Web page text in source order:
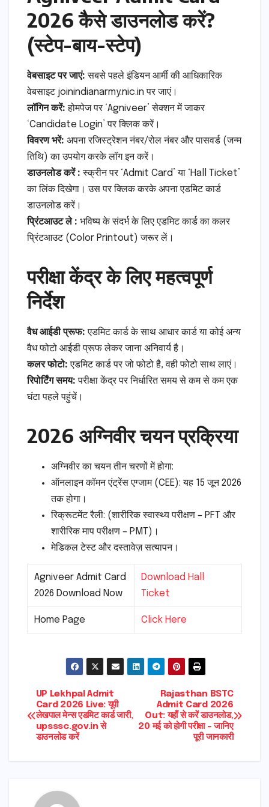
2026 कैसे डाउनलोड करें?
(स्टेप-बाय-स्टेप)
वेबसाइट पर जाएं:सबसे पहले इंडियन आर्मी की आधिकारिक
वेबसाइट joinindianarmy.nic.in पर जाएं।
लॉगिन करें:होमपेज पर ‘Agniveer’ सेक्शन में जाकर
‘Candidate Login’ पर क्लिक करें।
विवरण भरें: अपना रजिस्ट्रेशन नंबर/रोल नंबर और पासवर्ड (जन्म
तिथि) का उपयोग करके लॉग इन करें।
डाउनलोड करें :स्क्रीन पर ‘Admit Card’ या ‘Hall Ticket’
का लिंक दिखेगा। उस पर क्लिक करके अपना एडमिट कार्ड
डाउनलोड करें।
प्रिंटआउट ले : भविष्य के संदर्भ के लिए एडमिट कार्ड का कलर
प्रिंटआउट (Color Printout) जरूर लें।
परीक्षा केंद्र के लिए महत्वपूर्ण
निर्देश
वैध आईडी प्रूफ: एडमिट कार्ड के साथ आधार कार्ड या कोई अन्य
वैध फोटो आईडी प्रूफ लेकर जाना अनिवार्य है।
कलर फोटो:एडमिट कार्ड पर जो फोटो है, वही फोटो साथ लाएं।
रिपोर्टिंग समय: परीक्षा केंद्र पर निर्धारित समय से कम से कम एक
घंटा पहले पहुंचें।
2026 अग्निवीर चयन प्रक्रिया
अग्निवीर का चयन तीन चरणों में होगा:
ऑनलाइन कॉमन एंट्रेंस एग्जाम (CEE): यह 15 जून 2026
तक होगा।
रिक्रूटमेंट रैली: (शारीरिक स्वास्थ्य परीक्षण – PFT और
शारीरिक माप परीक्षण – PMT)।
मेडिकल टेस्ट और दस्तावेज़ सत्यापन।
Agniveer Admit Card
2026 Download Now
Download Hall
Ticket
Home Page Click Here
Post
navigation
Rajasthan BSTC
Admit Card 2026
Out: यहाँ से करें डाउनलोड,
20 मई को होगी परीक्षा – जानिए
पूरी जानकारी
UP Lekhpal Admit
Card 2026 Live: यूपी
लेखपाल मेन्स एडमिट कार्ड जारी,
upsssc.gov.in से
डाउनलोड करें